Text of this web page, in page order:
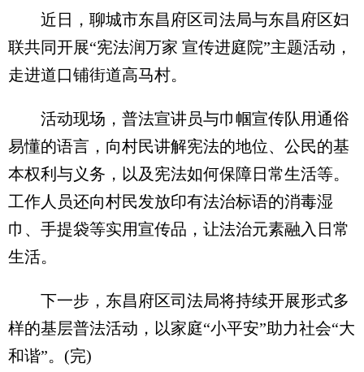
近日，聊城市东昌府区司法局与东昌府区妇
联共同开展“宪法润万家 宣传进庭院”主题活动，
走进道口铺街道高马村。
活动现场，普法宣讲员与巾帼宣传队用通俗
易懂的语言，向村民讲解宪法的地位、公民的基
本权利与义务，以及宪法如何保障日常生活等。
工作人员还向村民发放印有法治标语的消毒湿
巾、手提袋等实用宣传品，让法治元素融入日常
生活。
下一步，东昌府区司法局将持续开展形式多
样的基层普法活动，以家庭“小平安”助力社会“大
和谐”。(完)